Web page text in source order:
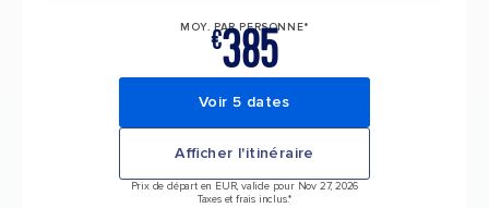
MOY. PAR PERSONNE*
€385
Voir 5 dates
Afficher l'itinéraire
Prix de départ en EUR, valide pour Nov 27, 2026
Taxes et frais inclus.*